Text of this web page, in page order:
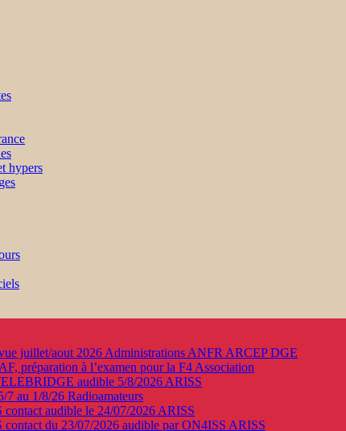
hypers
juillet/aout 2026 Administrations ANFR ARCEP DGE
préparation à l’examen pour la F4 Association
audible 5/8/2026 ARISS
7 au 1/8/26 Radioamateurs
contact audible le 24/07/2026 ARISS
contact du 23/07/2026 audible par ON4ISS ARISS